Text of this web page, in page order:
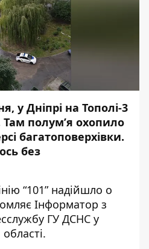
у Дніпрі на Тополі-3
полум’я охопило
багатоповерхівки.
без
“101” надійшло о
Інформатор з
ГУ ДСНС у